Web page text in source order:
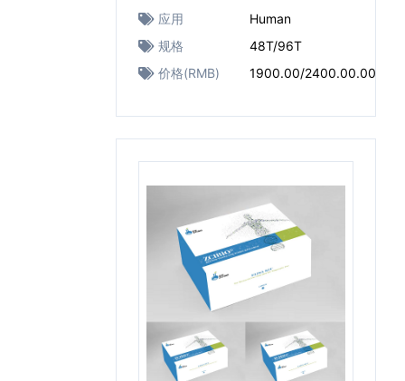
应用
Human
规格
48T/96T
价格(RMB)
1900.00/2400.00.00